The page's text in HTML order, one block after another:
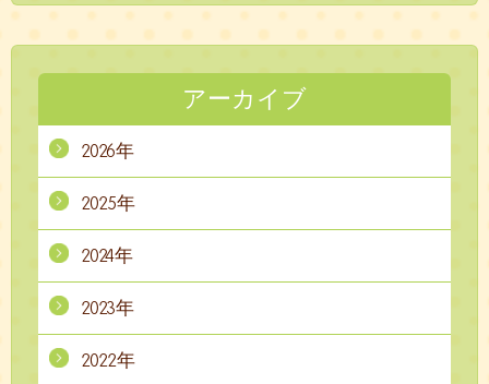
アーカイブ
2026年
2025年
2024年
2023年
2022年